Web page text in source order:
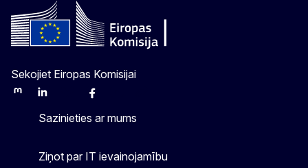
Sekojiet Eiropas Komisijai
MastodonLinkedInBlueskyFacebook
Sazinieties ar mums
Ziņot par IT ievainojamību